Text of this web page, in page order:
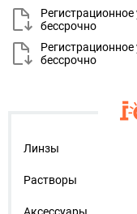
Регистрационное
бессрочно
Регистрационное
бессрочно
Линзы
Растворы